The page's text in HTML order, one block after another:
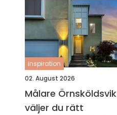
inspiration
02. August 2026
Målare Örnsköldsvik så
väljer du rätt